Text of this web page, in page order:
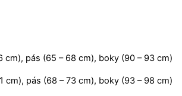
cm), pás (65 – 68 cm), boky (90 – 93 cm)
cm), pás (68 – 73 cm), boky (93 – 98 cm)